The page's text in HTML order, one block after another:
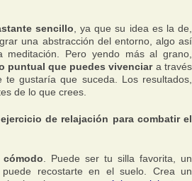
sencillo , ya que su idea es la de,
una abstracción del entorno, algo así
Pero yendo más al grano,
puntual que puedes vivenciara través
gustaría que suceda. Los resultados,
de lo que crees.
de relajación para combatir el
. Puede ser tu silla favorita, un
recostarte en el suelo. Crea un